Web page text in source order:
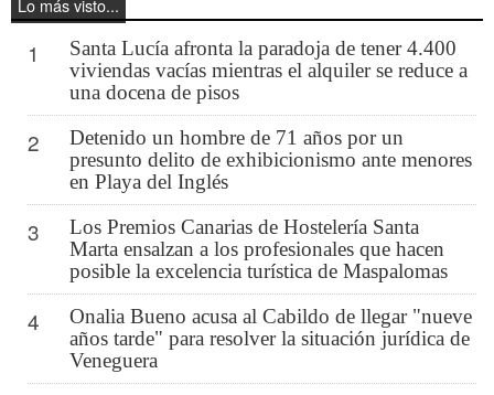
Lo más visto...
1
Santa Lucía afronta la paradoja de tener 4.400
viviendas vacías mientras el alquiler se reduce a
una docena de pisos
2
Detenido un hombre de 71 años por un
presunto delito de exhibicionismo ante menores
en Playa del Inglés
3
Los Premios Canarias de Hostelería Santa
Marta ensalzan a los profesionales que hacen
posible la excelencia turística de Maspalomas
4
Onalia Bueno acusa al Cabildo de llegar "nueve
años tarde" para resolver la situación jurídica de
Veneguera